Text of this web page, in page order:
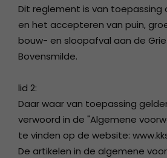
Dit reglement is van toepassing
en het accepteren van puin,
bouw- en sloopafval aan de
Bovensmilde.
lid 2:
Daar waar van toepassing
verwoord in de "Algemene
te vinden op de website:
De artikelen in de algemene